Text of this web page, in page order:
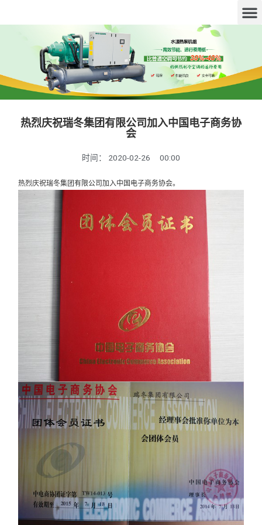
热烈庆祝瑞冬集团有限公司加入中国电子商务协
会
时间： 2020-02-26 00:00
热烈庆祝瑞冬集团有限公司加入中国电子商务协会。